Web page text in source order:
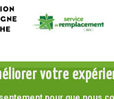
votre